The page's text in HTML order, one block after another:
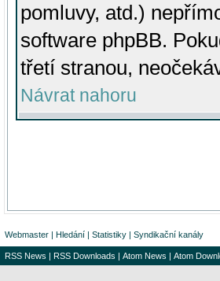
pomluvy, atd.)
software phpBB.
třetí stranou,
Návrat nahoru
Webmaster | Hledání | Statistiky | Syndikační kanály
RSS News | RSS Downloads | Atom News | Atom